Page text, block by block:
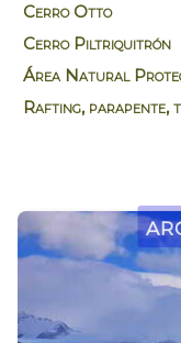
Cerro Otto
Cerro Piltriquitrón
Área Natural
Rafting, parapente,